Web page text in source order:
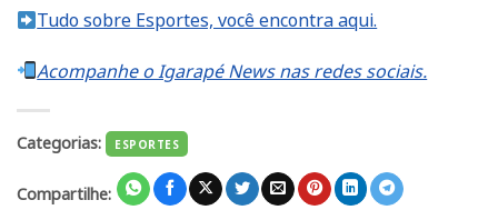
Tudo sobre Esportes, você encontra aqui.
Acompanhe o Igarapé News nas redes sociais.
Categorias: ESPORTES
Compartilhe: